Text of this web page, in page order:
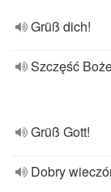
Grüß dich!
Szczęść
Grüß Gott!
Dobry